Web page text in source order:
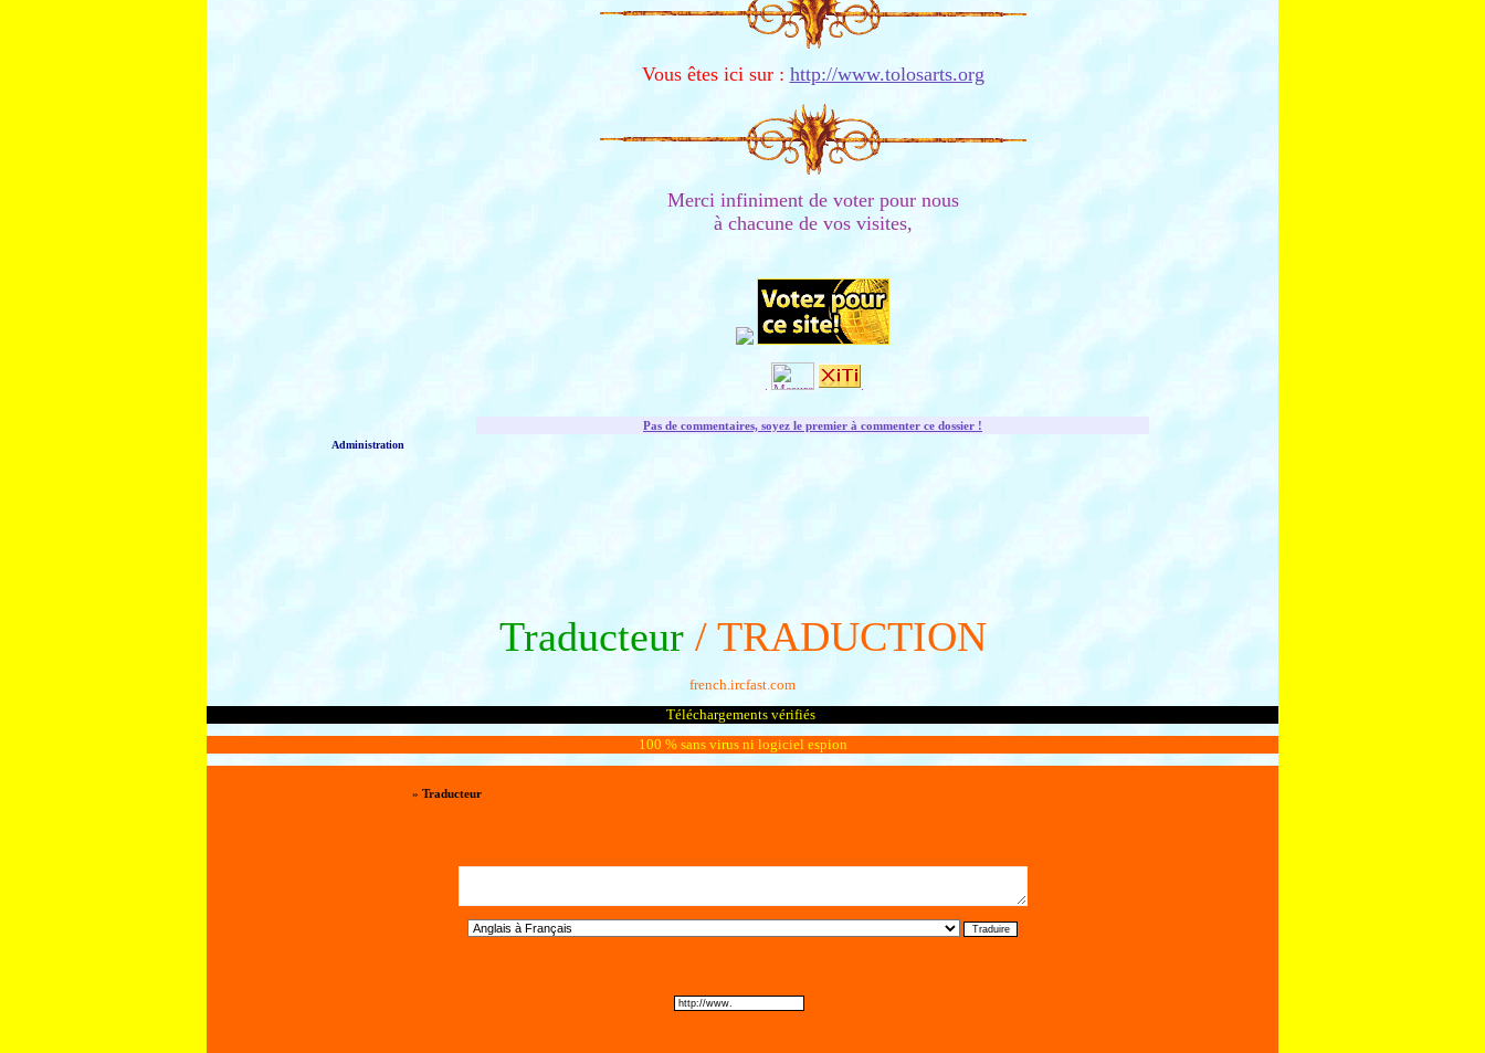
Vous êtes ici sur : http://www.tolosarts.org
Merci infiniment de voter pour nous
à chacune de vos visites,
. .
Pas de commentaires, soyez le premier à commenter ce dossier !
Administration
Traducteur/ TRADUCTION
french.ircfast.com
Téléchargements vérifiés
100 % sans virus ni logiciel espion
» Traducteur